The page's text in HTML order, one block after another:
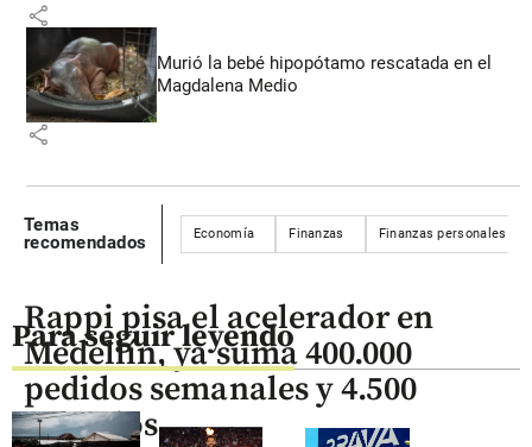
share
Murió la bebé hipopótamo rescatada en el
Magdalena Medio
share
Temas
recomendados
Economía Finanzas Finanzas personales
Para seguir leyendo
Rappi pisa el acelerador en
Medellín, ya suma 400.000
pedidos semanales y 4.500
negocios